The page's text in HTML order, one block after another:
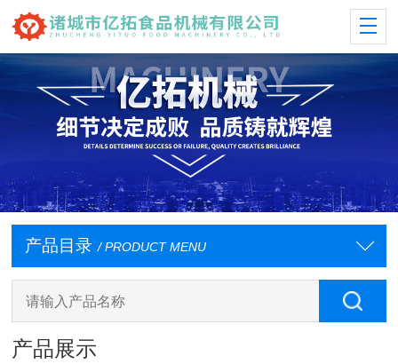
产品目录 / PRODUCT MENU
产品展示